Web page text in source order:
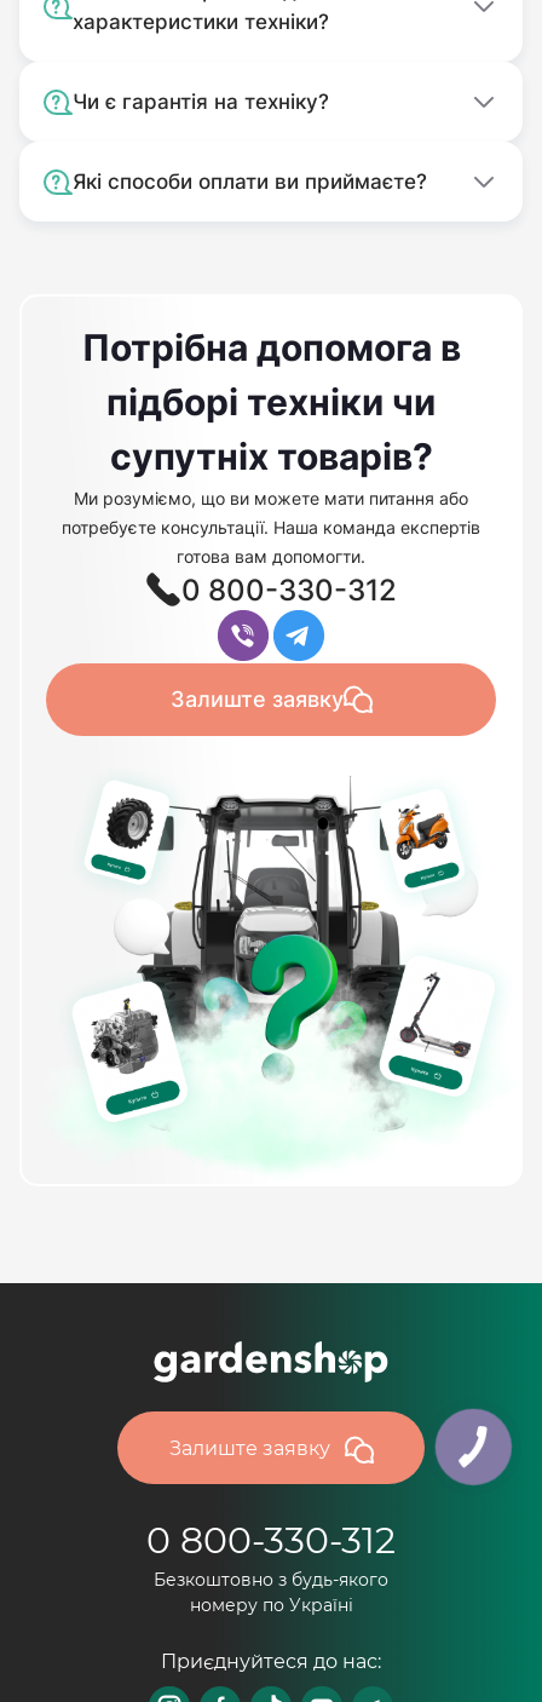
характеристики техніки?
Чи є гарантія на техніку?
Які способи оплати ви приймаєте?
Потрібна допомога в
підборі техніки чи
супутніх товарів?
Ми розуміємо, що ви можете мати питання або
потребуєте консультації. Наша команда експертів
готова вам допомогти.
0 800-330-312
Залиште заявку
Залиште заявку
0 800-330-312
Безкоштовно з будь-якого
номеру по Україні
Приєднуйтеся до нас: